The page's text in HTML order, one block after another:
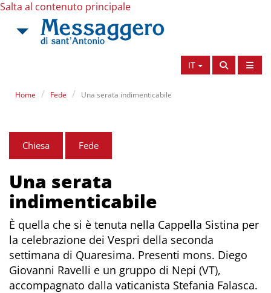
Salta al contenuto principale
IT
Home Fede Una serata indimenticabile
Chiesa Fede
Una serata
indimenticabile
È quella che si è tenuta nella Cappella Sistina per
la celebrazione dei Vespri della seconda
settimana di Quaresima. Presenti mons. Diego
Giovanni Ravelli e un gruppo di Nepi (VT),
accompagnato dalla vaticanista Stefania Falasca.